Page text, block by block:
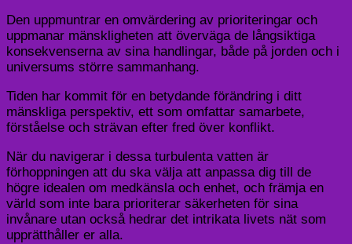
Den uppmuntrar en omvärdering av prioriteringar och
uppmanar mänskligheten att överväga de långsiktiga
konsekvenserna av sina handlingar, både på jorden och i
universums större sammanhang.
Tiden har kommit för en betydande förändring i ditt
mänskliga perspektiv, ett som omfattar samarbete,
förståelse och strävan efter fred över konflikt.
När du navigerar i dessa turbulenta vatten är
förhoppningen att du ska välja att anpassa dig till de
högre idealen om medkänsla och enhet, och främja en
värld som inte bara prioriterar säkerheten för sina
invånare utan också hedrar det intrikata livets nät som
upprätthåller er alla.